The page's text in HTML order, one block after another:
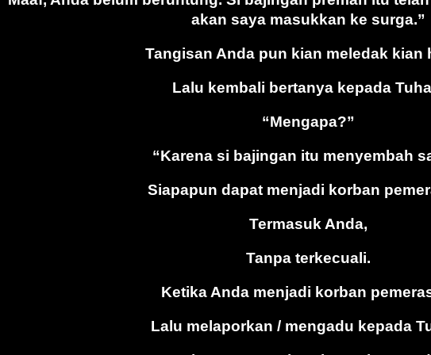
akan saya masukkan ke surga.”
Tangisan Anda pun kian meledak kian
Lalu kembali bertanya kepada
“Mengapa?”
“Karena si bajingan itu menyembah
Siapapun dapat menjadi korban
Termasuk Anda,
Tanpa terkecuali.
Ketika Anda menjadi korban
Lalu melaporkan / mengadu kepada